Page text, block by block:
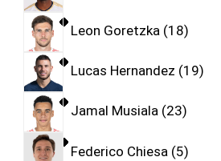
Leon Goretzka 18
Lucas Hernandez 19
Jamal Musiala 23
Federico Chiesa 5